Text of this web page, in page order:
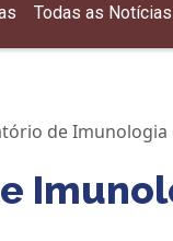
Todas as Notícias
de Imunologia